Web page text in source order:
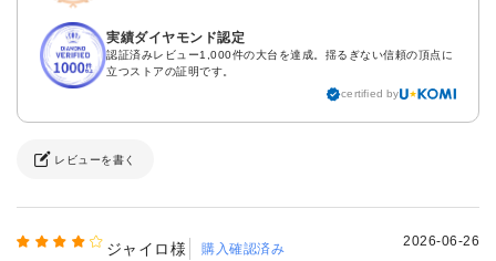
実績ダイヤモンド認定
認証済みレビュー1,000件の大台を達成。揺るぎない信頼の頂点に
立つストアの証明です。
certified by
レビューを書く
ジャイロ様 購入確認済み 2026-06-26